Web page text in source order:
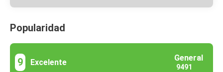
Popularidad
9 Excelente General
9491